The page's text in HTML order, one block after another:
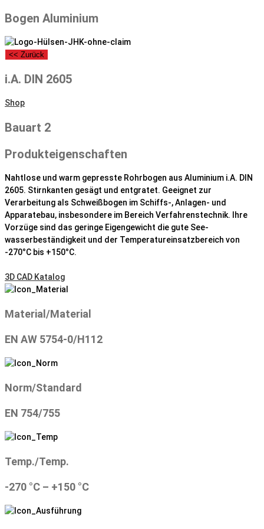
Bogen Aluminium
<< Zurück
i.A. DIN 2605
Shop
Bauart 2
Produkteigenschaften
Nahtlose und warm gepresste Rohrbogen aus Aluminium i.A. DIN
2605. Stirnkanten gesägt und entgratet. Geeignet zur
Verarbeitung als Schweißbogen im Schiffs-, Anlagen- und
Apparatebau, insbesondere im Bereich Verfahrenstechnik. Ihre
Vorzüge sind das geringe Eigengewicht die gute See-
wasserbeständigkeit und der Temperatureinsatzbereich von
-270°C bis +150°C.
3D CAD Katalog
Material/Material
EN AW 5754-0/H112
Norm/Standard
EN 754/755
Temp./Temp.
-270 °C – +150 °C